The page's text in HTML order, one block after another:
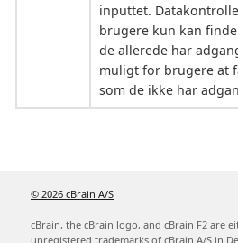
inputtet.
brugere kun kan
de allerede har
muligt for brugere at
som de ikke har
© 2026 cBrain A/S
cBrain, the cBrain logo, and cBrain F2 are
unregistered trademarks of cBrain A/S in